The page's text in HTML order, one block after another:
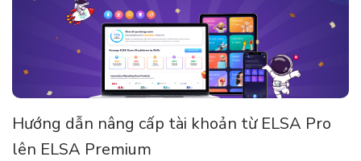
Hướng dẫn nâng cấp tài khoản từ ELSA Pro
lên ELSA Premium